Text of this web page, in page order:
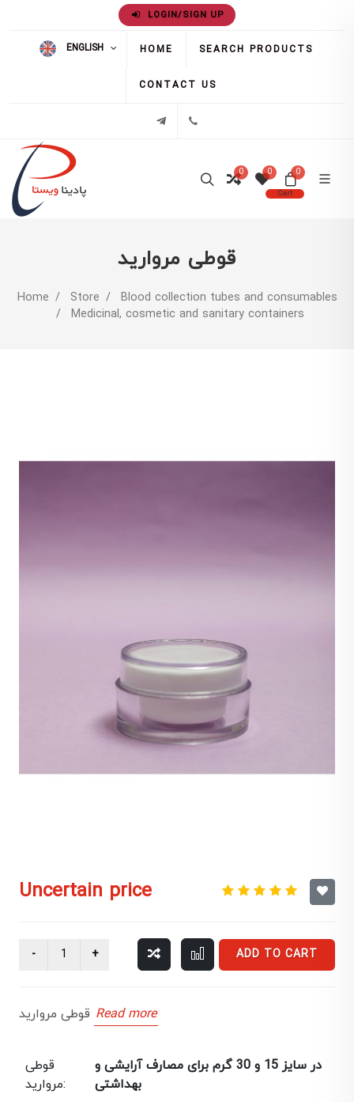
LOGIN/SIGN UP
ENGLISH HOME SEARCH PRODUCTS
CONTACT US
تلگرام
0 0
Cart
0
قوطی مروارید
Home Store
Blood collection tubes and consumables
Medicinal, cosmetic and sanitary containers
Uncertain price
ADD TO CART
Read more
قوطی
مروارید:
در سایز 15 و 30 گرم برای مصارف آرایشی و
بهداشتی